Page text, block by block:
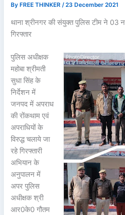
By FREE THINKER/23 December 2021
थाना श्रीनगर की संयुक्त पुलिस टीम ने 03
गिरफ्तार
पुलिस अधीक्षक
महोबा श्रीमती
सुधा सिंह के
निर्देशन में
जनपद में अपराध
की रोंकथाम एवं
अपराधियों के
विरुद्ध चलाये जा
रहे गिरफ्तारी
अभियान के
अनुपालन में
अपर पुलिस
अधीक्षक श्री
आर0के0 गौतम